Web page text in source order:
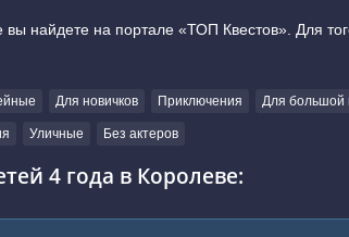
вы найдете на портале «ТОП Квестов». Для
Для новичков Приключения Для большой
Уличные Без актеров
4 года в Королеве: